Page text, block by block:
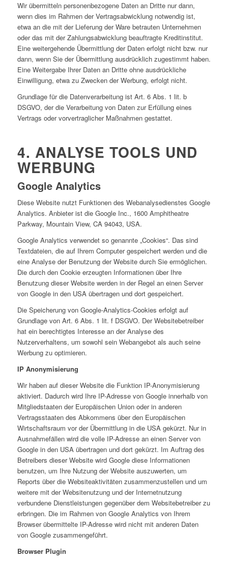
Wir übermitteln personenbezogene Daten an Dritte nur dann,
wenn dies im Rahmen der Vertragsabwicklung notwendig ist,
etwa an die mit der Lieferung der Ware betrauten Unternehmen
oder das mit der Zahlungsabwicklung beauftragte Kreditinstitut.
Eine weitergehende Übermittlung der Daten erfolgt nicht bzw. nur
dann, wenn Sie der Übermittlung ausdrücklich zugestimmt haben.
Eine Weitergabe Ihrer Daten an Dritte ohne ausdrückliche
Einwilligung, etwa zu Zwecken der Werbung, erfolgt nicht.
Grundlage für die Datenverarbeitung ist Art. 6 Abs. 1 lit. b
DSGVO, der die Verarbeitung von Daten zur Erfüllung eines
Vertrags oder vorvertraglicher Maßnahmen gestattet.
4. ANALYSE TOOLS UND
WERBUNG
Google Analytics
Diese Website nutzt Funktionen des Webanalysedienstes Google
Analytics. Anbieter ist die Google Inc., 1600 Amphitheatre
Parkway, Mountain View, CA 94043, USA.
Google Analytics verwendet so genannte „Cookies“. Das sind
Textdateien, die auf Ihrem Computer gespeichert werden und die
eine Analyse der Benutzung der Website durch Sie ermöglichen.
Die durch den Cookie erzeugten Informationen über Ihre
Benutzung dieser Website werden in der Regel an einen Server
von Google in den USA übertragen und dort gespeichert.
Die Speicherung von Google-Analytics-Cookies erfolgt auf
Grundlage von Art. 6 Abs. 1 lit. f DSGVO. Der Websitebetreiber
hat ein berechtigtes Interesse an der Analyse des
Nutzerverhaltens, um sowohl sein Webangebot als auch seine
Werbung zu optimieren.
IP Anonymisierung
Wir haben auf dieser Website die Funktion IP-Anonymisierung
aktiviert. Dadurch wird Ihre IP-Adresse von Google innerhalb von
Mitgliedstaaten der Europäischen Union oder in anderen
Vertragsstaaten des Abkommens über den Europäischen
Wirtschaftsraum vor der Übermittlung in die USA gekürzt. Nur in
Ausnahmefällen wird die volle IP-Adresse an einen Server von
Google in den USA übertragen und dort gekürzt. Im Auftrag des
Betreibers dieser Website wird Google diese Informationen
benutzen, um Ihre Nutzung der Website auszuwerten, um
Reports über die Websiteaktivitäten zusammenzustellen und um
weitere mit der Websitenutzung und der Internetnutzung
verbundene Dienstleistungen gegenüber dem Websitebetreiber zu
erbringen. Die im Rahmen von Google Analytics von Ihrem
Browser übermittelte IP-Adresse wird nicht mit anderen Daten
von Google zusammengeführt.
Browser Plugin